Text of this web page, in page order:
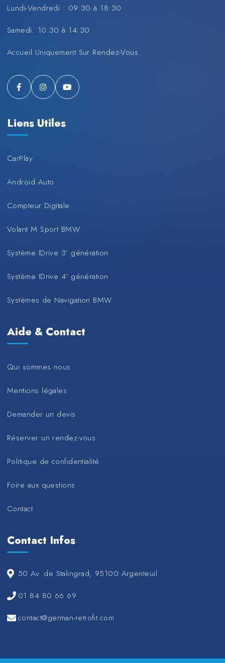
Lundi-Vendredi : 09:30 à 18:30
Samedi: 10:30 à 14:30
Accueil Uniquement Sur Rendez-Vous
Liens Utiles
CarPlay
Android Auto
Compteur Digitale
Volant M Sport BMW
Système IDrive 3’ génération
Système IDrive 4’ génération
Systèmes de Navigation BMW
Aide & Contact
Qui sommes nous
Mentions légales
Demander un devis
Réserver un rendez-vous
Politique de confidentialité
Foire aux questions
Contact
Contact Infos
50 Av. de Stalingrad, 95100 Argenteuil
01 84 80 66 69
contact@german-retrofit.com